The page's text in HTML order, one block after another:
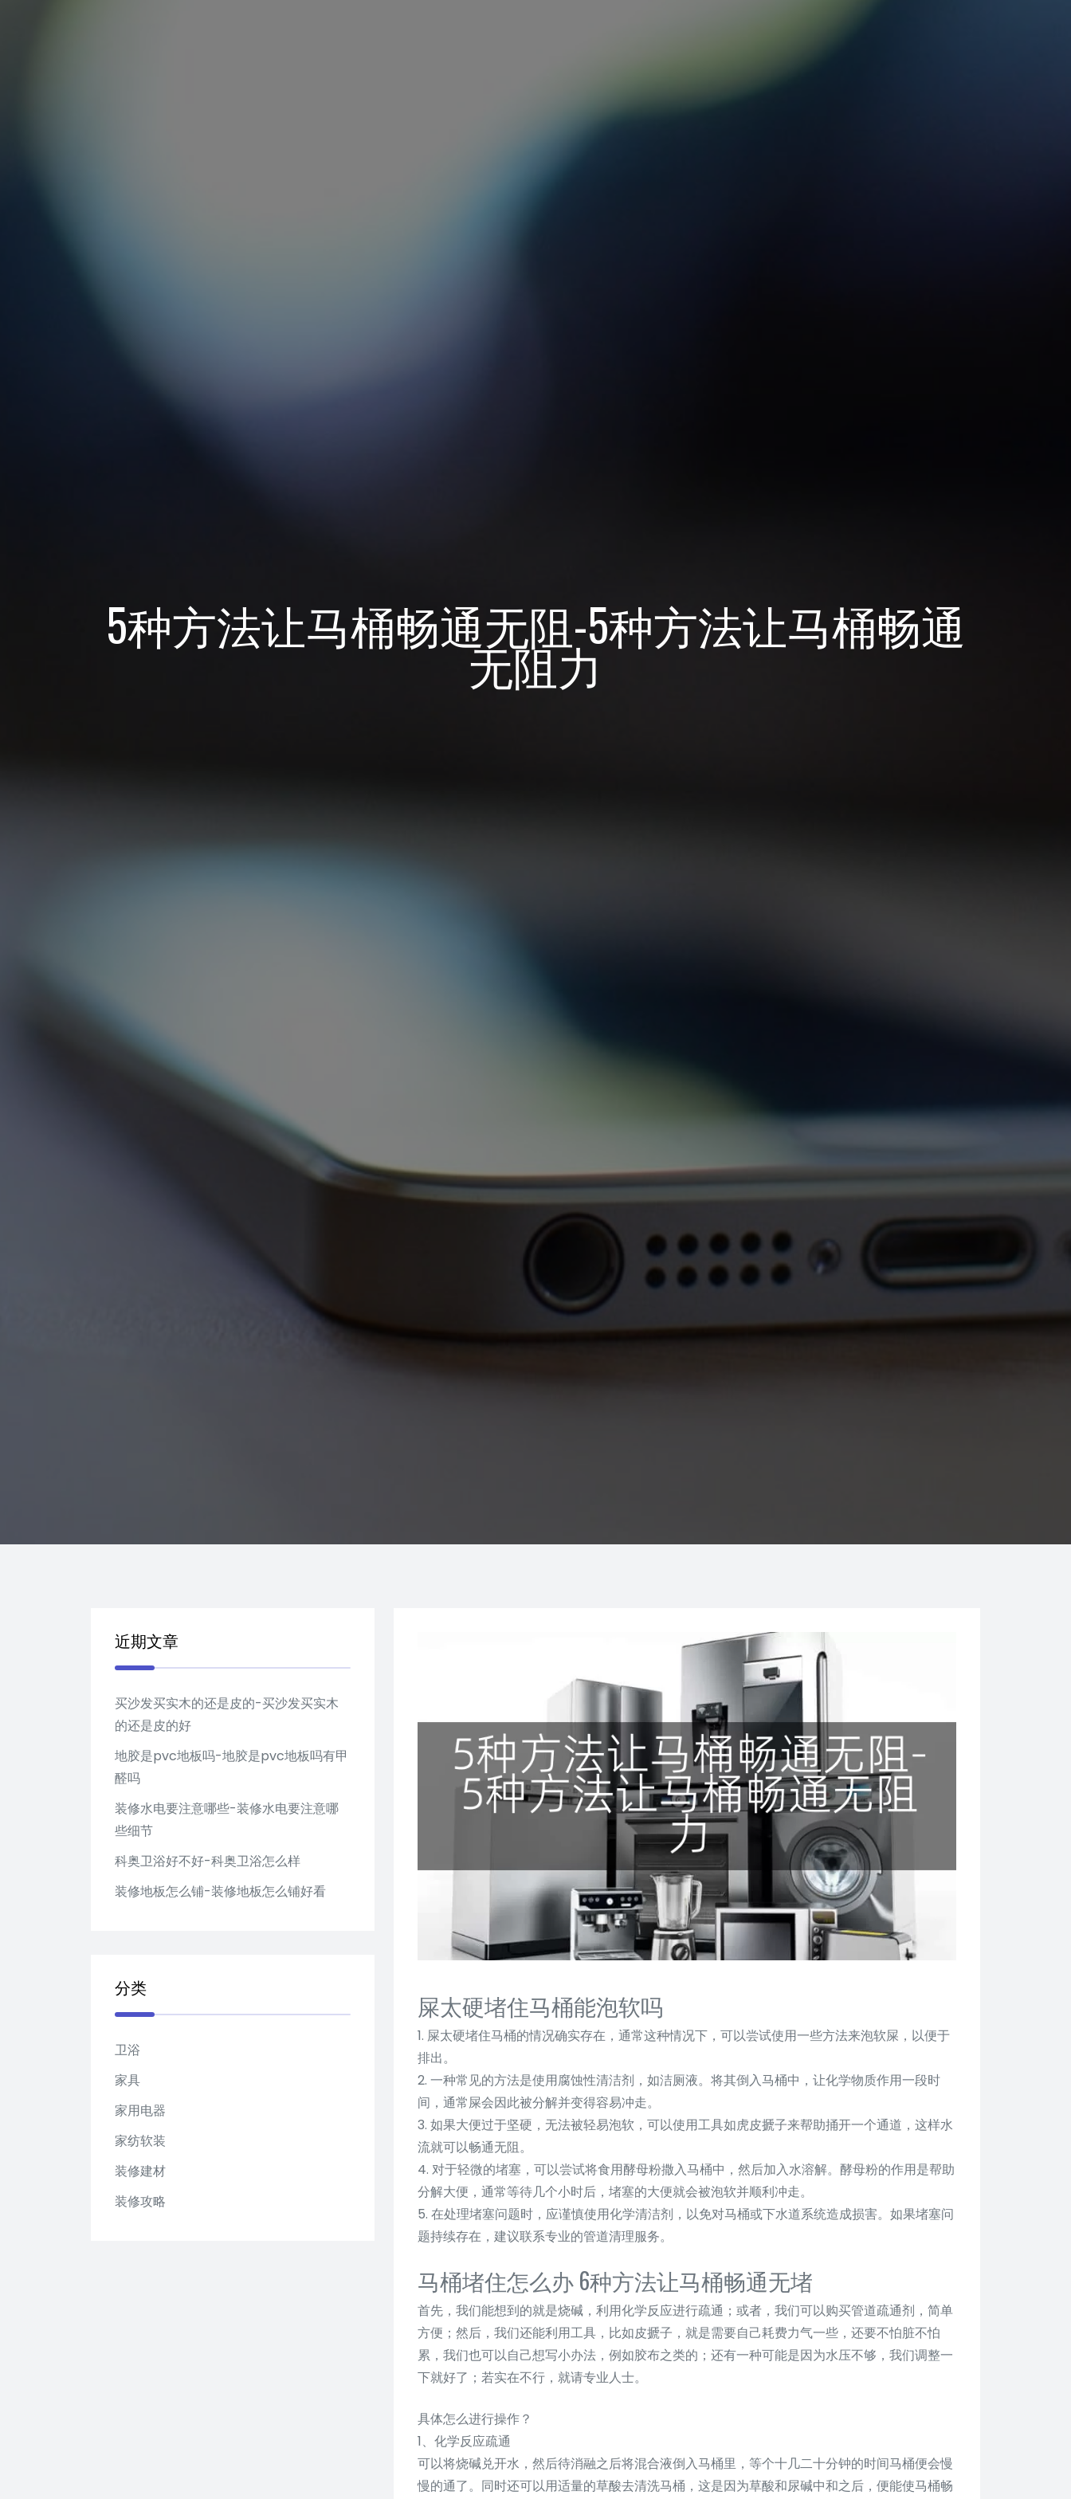
5种方法让马桶畅通无阻-5种方法让马桶畅通
无阻力
屎太硬堵住马桶能泡软吗
1. 屎太硬堵住马桶的情况确实存在，通常这种情况下，可以尝试使用一些方法来泡软屎，以便于
排出。
2. 一种常见的方法是使用腐蚀性清洁剂，如洁厕液。将其倒入马桶中，让化学物质作用一段时
间，通常屎会因此被分解并变得容易冲走。
3. 如果大便过于坚硬，无法被轻易泡软，可以使用工具如虎皮搋子来帮助捅开一个通道，这样水
流就可以畅通无阻。
4. 对于轻微的堵塞，可以尝试将食用酵母粉撒入马桶中，然后加入水溶解。酵母粉的作用是帮助
分解大便，通常等待几个小时后，堵塞的大便就会被泡软并顺利冲走。
5. 在处理堵塞问题时，应谨慎使用化学清洁剂，以免对马桶或下水道系统造成损害。如果堵塞问
题持续存在，建议联系专业的管道清理服务。
马桶堵住怎么办 6种方法让马桶畅通无堵
首先，我们能想到的就是烧碱，利用化学反应进行疏通；或者，我们可以购买管道疏通剂，简单
方便；然后，我们还能利用工具，比如皮搋子，就是需要自己耗费力气一些，还要不怕脏不怕
累，我们也可以自己想写小办法，例如胶布之类的；还有一种可能是因为水压不够，我们调整一
下就好了；若实在不行，就请专业人士。
具体怎么进行操作？
1、化学反应疏通
可以将烧碱兑开水，然后待消融之后将混合液倒入马桶里，等个十几二十分钟的时间马桶便会慢
慢的通了。同时还可以用适量的草酸去清洗马桶，这是因为草酸和尿碱中和之后，便能使马桶畅
近期文章
买沙发买实木的还是皮的-买沙发买实木
的还是皮的好
地胶是pvc地板吗-地胶是pvc地板吗有甲
醛吗
装修水电要注意哪些-装修水电要注意哪
些细节
科奥卫浴好不好-科奥卫浴怎么样
装修地板怎么铺-装修地板怎么铺好看
分类
卫浴
家具
家用电器
家纺软装
装修建材
装修攻略